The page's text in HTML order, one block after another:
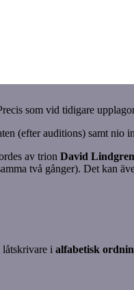
som vid tidigare
(efter auditions) samt nio
av trion David
två gånger). Det kan
låtskrivare i alfabetisk